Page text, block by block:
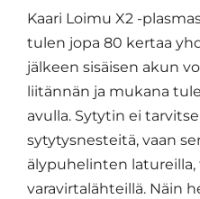
Kaari Loimu X2 -
tulen jopa 80 kertaa
jälkeen sisäisen akun
liitännän ja mukana
avulla. Sytytin ei
sytytysnesteitä, vaan
älypuhelinten
varavirtalähteillä. Näin